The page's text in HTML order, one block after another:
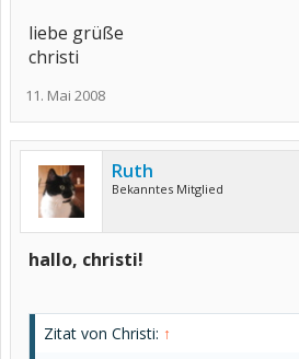
liebe grüße
christi
11. Mai 2008
Ruth
Bekanntes Mitglied
hallo, christi!
Zitat von Christi: ↑